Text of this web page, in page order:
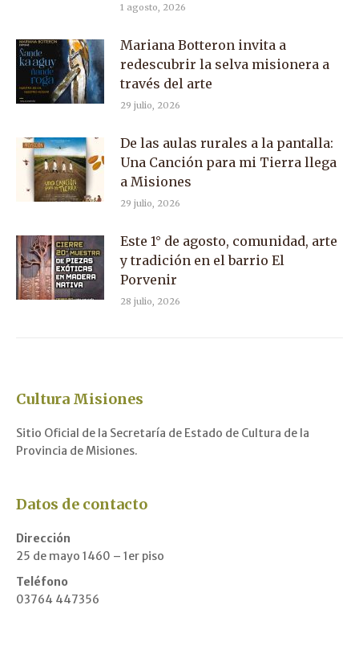
1 agosto, 2026
Mariana Botteron invita a
redescubrir la selva misionera a
través del arte
29 julio, 2026
De las aulas rurales a la pantalla:
Una Canción para mi Tierra llega
a Misiones
29 julio, 2026
Este 1° de agosto, comunidad, arte
y tradición en el barrio El
Porvenir
28 julio, 2026
Cultura Misiones
Sitio Oficial de la Secretaría de Estado de Cultura de la
Provincia de Misiones.
Datos de contacto
Dirección
25 de mayo 1460 – 1er piso
Teléfono
03764 447356